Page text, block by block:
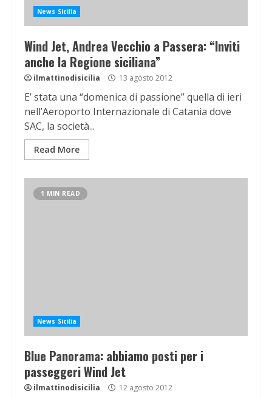
News Sicilia
Wind Jet, Andrea Vecchio a Passera: “Inviti
anche la Regione siciliana”
ilmattinodisicilia 13 agosto 2012
E’ stata una “domenica di passione” quella di ieri
nell’Aeroporto Internazionale di Catania dove
SAC, la società...
Read More
1 MIN READ
News Sicilia
Blue Panorama: abbiamo posti per i
passeggeri Wind Jet
ilmattinodisicilia 12 agosto 2012